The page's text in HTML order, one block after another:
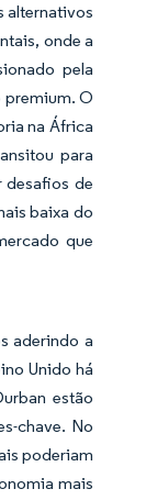
alternativos
onde a
pela
premium. O
na África
para
desafios de
baixa do
que
aderindo a
Unido há
estão
chave. No
poderiam
mais